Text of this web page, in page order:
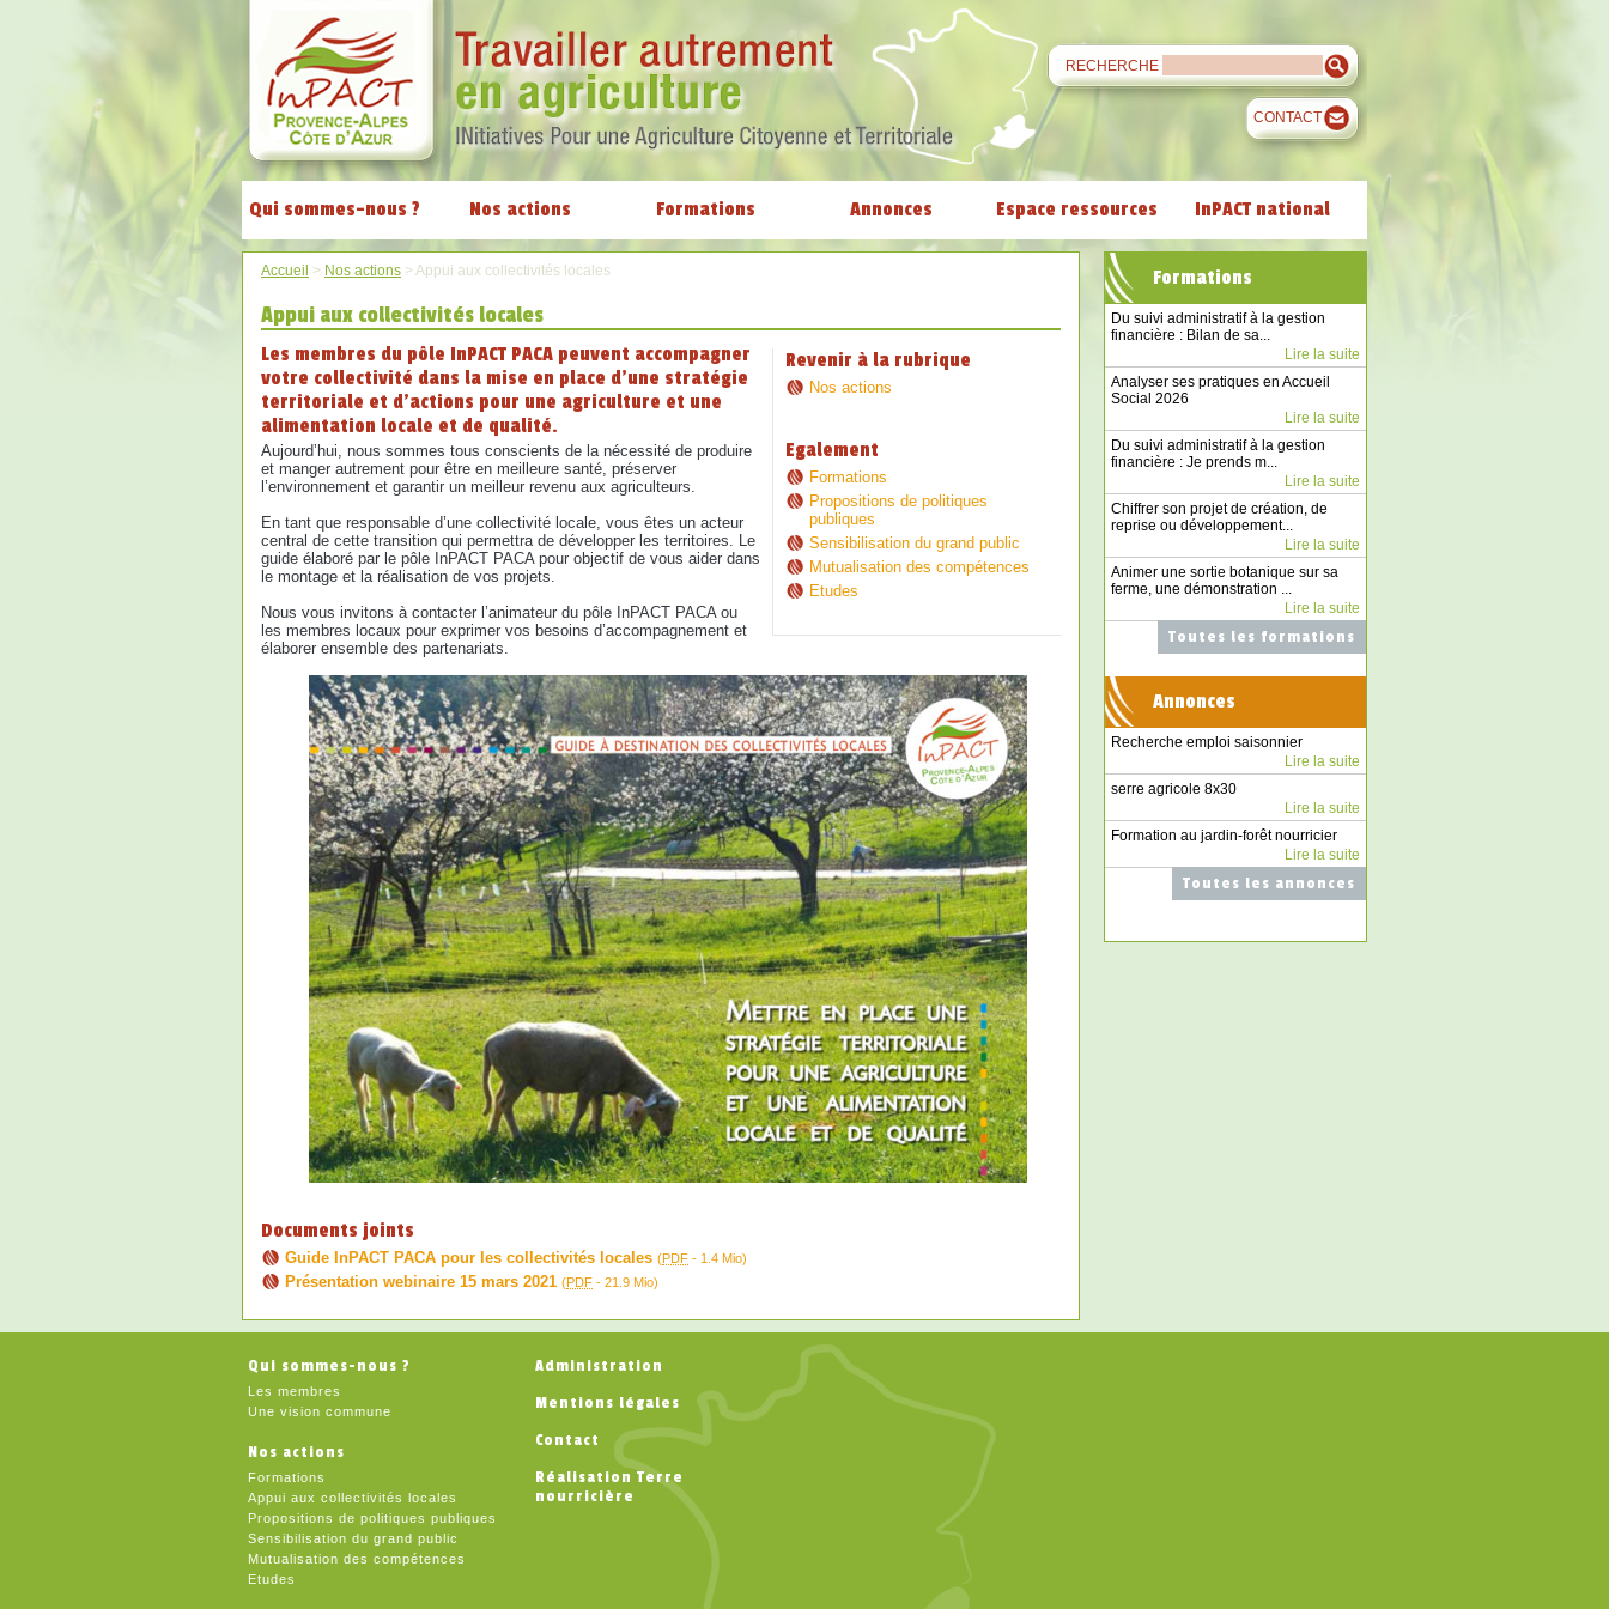
RECHERCHE
CONTACT
Qui sommes-nous ? Nos actions Formations Annonces Espace ressources InPACT national
Accueil > Nos actions > Appui aux collectivités locales
Appui aux collectivités locales
Revenir à la rubrique
Nos actions
Egalement
Formations
Propositions de politiques
publiques
Sensibilisation du grand public
Mutualisation des compétences
Etudes
Les membres du pôle InPACT PACA peuvent accompagner
votre collectivité dans la mise en place d’une stratégie
territoriale et d’actions pour une agriculture et une
alimentation locale et de qualité.
Aujourd’hui, nous sommes tous conscients de la nécessité de produire
et manger autrement pour être en meilleure santé, préserver
l’environnement et garantir un meilleur revenu aux agriculteurs.
En tant que responsable d’une collectivité locale, vous êtes un acteur
central de cette transition qui permettra de développer les territoires. Le
guide élaboré par le pôle InPACT PACA pour objectif de vous aider dans
le montage et la réalisation de vos projets.
Nous vous invitons à contacter l’animateur du pôle InPACT PACA ou
les membres locaux pour exprimer vos besoins d’accompagnement et
élaborer ensemble des partenariats.
Documents joints
Guide InPACT PACA pour les collectivités locales (PDF - 1.4 Mio)
Présentation webinaire 15 mars 2021 (PDF - 21.9 Mio)
Formations
Du suivi administratif à la gestion
financière : Bilan de sa...
Lire la suite
Analyser ses pratiques en Accueil
Social 2026
Lire la suite
Du suivi administratif à la gestion
financière : Je prends m...
Lire la suite
Chiffrer son projet de création, de
reprise ou développement...
Lire la suite
Animer une sortie botanique sur sa
ferme, une démonstration ...
Lire la suite
Toutes les formations
Annonces
Recherche emploi saisonnier
Lire la suite
serre agricole 8x30
Lire la suite
Formation au jardin-forêt nourricier
Lire la suite
Toutes les annonces
Qui sommes-nous ?
Les membres
Une vision commune
Nos actions
Formations
Appui aux collectivités locales
Propositions de politiques publiques
Sensibilisation du grand public
Mutualisation des compétences
Etudes
Administration
Mentions légales
Contact
Réalisation Terre
nourricière